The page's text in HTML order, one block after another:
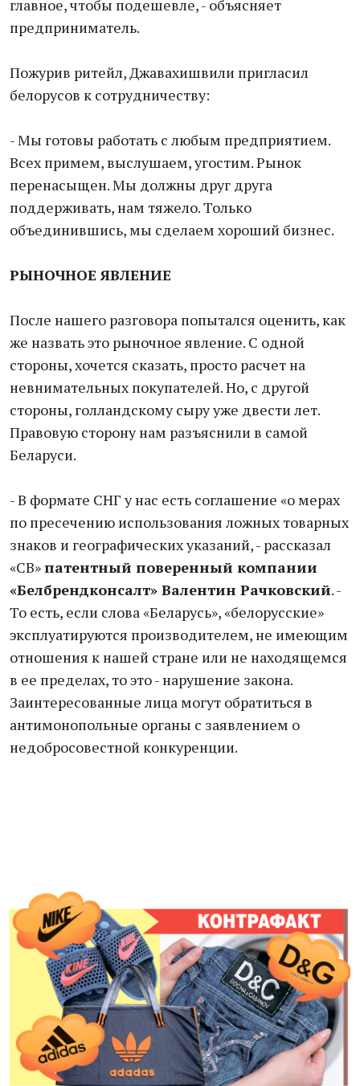
главное, чтобы подешевле, - объясняет
предприниматель.
Пожурив ритейл, Джавахишвили пригласил
белорусов к сотрудничеству:
- Мы готовы работать с любым предприятием.
Всех примем, выслушаем, угостим. Рынок
перенасыщен. Мы должны друг друга
поддерживать, нам тяжело. Только
объединившись, мы сделаем хороший бизнес.
РЫНОЧНОЕ ЯВЛЕНИЕ
После нашего разговора попытался оценить, как
же назвать это рыночное явление. С одной
стороны, хочется сказать, просто расчет на
невнимательных покупателей. Но, с другой
стороны, голландскому сыру уже двести лет.
Правовую сторону нам разъяснили в самой
Беларуси.
- В формате СНГ у нас есть соглашение «о мерах
по пресечению использования ложных товарных
знаков и географических указаний, - рассказал
«СВ»патентный поверенный компании
«Белбрендконсалт» Валентин Рачковский. -
То есть, если слова «Беларусь», «белорусские»
эксплуатируются производителем, не имеющим
отношения к нашей стране или не находящемся
в ее пределах, то это - нарушение закона.
Заинтересованные лица могут обратиться в
антимонопольные органы с заявлением о
недобросовестной конкуренции.